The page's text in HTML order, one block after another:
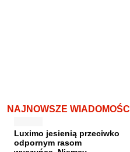
NAJNOWSZE WIADOMOŚCI
Luximo jesienią przeciwko
odpornym rasom